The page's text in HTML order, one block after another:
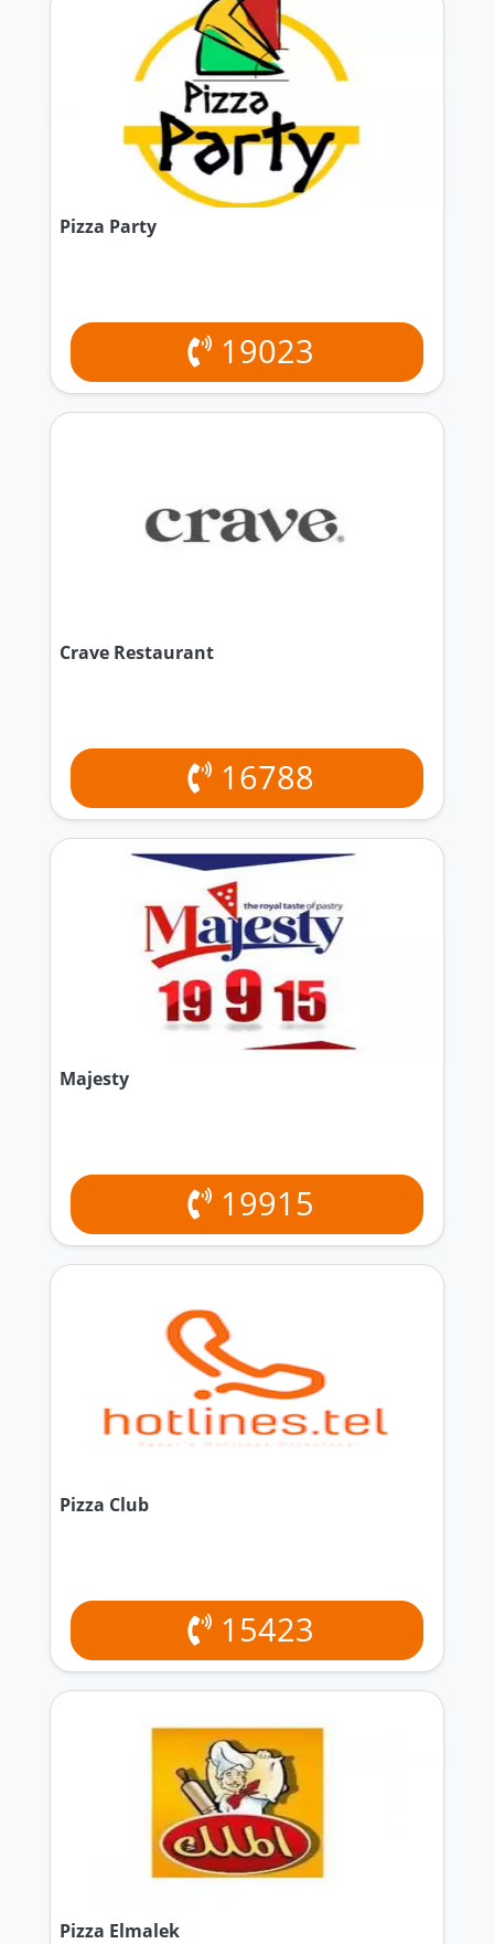
Pizza Party
19023
Crave Restaurant
16788
Majesty
19915
Pizza Club
15423
Pizza Elmalek